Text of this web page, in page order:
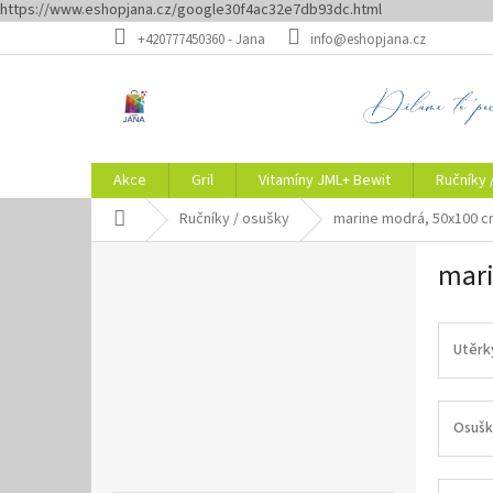
https://www.eshopjana.cz/google30f4ac32e7db93dc.html
na
+420777450360 - Jana info@eshopjana.cz
Akce Gril Vitamíny JML+ Bewit Ručníky
Domů Ručníky / osušky marine modrá, 50x100